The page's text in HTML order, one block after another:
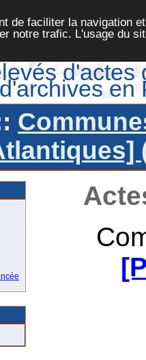
de faciliter la navigation
notre trafic. L'usage du
d'actes
en